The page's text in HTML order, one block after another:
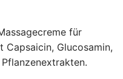
für
Capsaicin, Glucosamin,